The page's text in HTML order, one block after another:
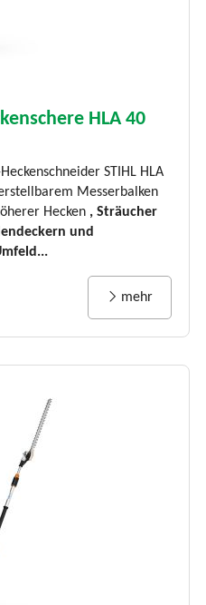
HLA 40
STIHL HLA
Messerbalken
Hecken , Sträucher
und
mehr